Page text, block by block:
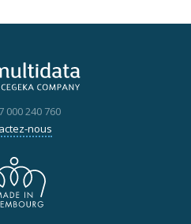
000 240 760
nous